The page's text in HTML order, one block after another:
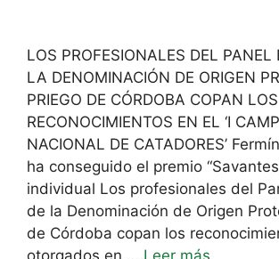
LOS PROFESIONALES DEL PANEL
LA DENOMINACIÓN DE ORIGEN
PRIEGO DE CÓRDOBA COPAN LOS
RECONOCIMIENTOS EN EL ‘I
NACIONAL DE CATADORES’
ha conseguido el premio
individual Los profesionales del
de la Denominación de Origen
de Córdoba copan los
otorgados en … Leer más